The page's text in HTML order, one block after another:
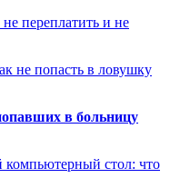
переплатить и не
не попасть в ловушку
в больницу
компьютерный стол: что